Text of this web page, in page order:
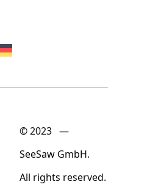
© 2023 —
SeeSaw GmbH.
All rights reserved.